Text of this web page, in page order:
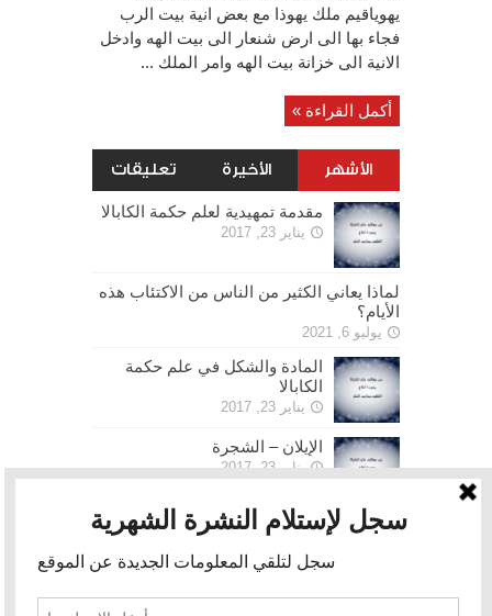
يهوياقيم ملك يهوذا مع بعض انية بيت الرب
فجاء بها الى ارض شنعار الى بيت الهه وادخل
الانية الى خزانة بيت الهه وامر الملك ...
أكمل القراءة »
الأشهر الأخيرة تعليقات
مقدمة تمهيدية لعلم حكمة الكابالا
يناير 23, 2017
لماذا يعاني الكثير من الناس من الاكتئاب هذه
الأيام؟
يوليو 6, 2021
المادة والشكل في علم حكمة
الكابالا
يناير 23, 2017
الإيلان – الشجرة
يناير 23, 2017
الحرية